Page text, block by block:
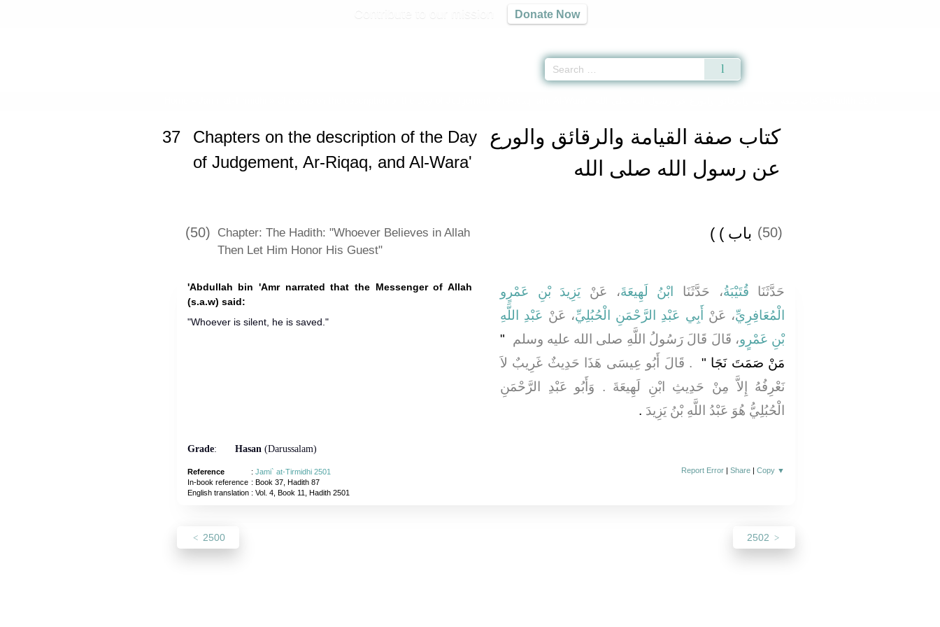
Donate Now
كتاب صفة القيامة والرقائق والورع
عن رسول الله صلى الله
37
Chapters on the description of the Day
of Judgement, Ar-Riqaq, and Al-Wara'
(50) Chapter: The Hadith: "Whoever Believes in Allah
Then Let Him Honor His Guest"
(50) باب ‏)‏ ‏)‏
'Abdullah bin 'Amr narrated that the Messenger of Allah
(s.a.w) said:
"Whoever is silent, he is saved."
حَدَّثَنَا قُتَيْبَةُ، حَدَّثَنَا ابْنُ لَهِيعَةَ، عَنْيَزِيدَ بْنِ عَمْرٍو
الْمُعَافِرِيِّ، عَنْ أَبِي عَبْدِ الرَّحْمَنِ الْحُبُلِيِّ، عَنْ عَبْدِ اللَّهِ
بْنِ عَمْرٍو، قَالَ قَالَ رَسُولُ اللَّهِ صلى الله عليه وسلم ‏
"‏
مَنْ صَمَتَ نَجَا ‏"
‏ ‏.‏ قَالَ أَبُو عِيسَى هَذَا حَدِيثٌ غَرِيبٌ لاَ
نَعْرِفُهُ إِلاَّ مِنْ حَدِيثِ ابْنِ لَهِيعَةَ ‏.‏ وَأَبُو عَبْدِ الرَّحْمَنِ
الْحُبُلِيُّ هُوَ عَبْدُ اللَّهِ بْنُ يَزِيدَ ‏.‏
Grade: Hasan(Darussalam)
Reference : Jami` at-Tirmidhi 2501
In-book reference : Book 37, Hadith 87
English translation: Vol. 4, Book 11, Hadith 2501
Report Error |Share |Copy ▼
2500 2502